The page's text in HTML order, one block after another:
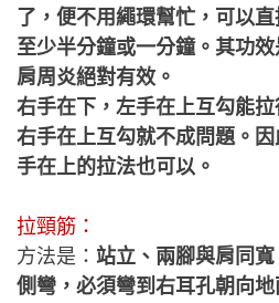
了，便不用繩環幫忙，可以
至少半分鐘或一分鐘。其功
肩周炎絕對有效。
右手在下，左手在上互勾能
右手在上互勾就不成問題。
手在上的拉法也可以。
拉頸筋：
方法是： 站立、兩腳與肩同
側彎，必須彎到右耳孔朝向